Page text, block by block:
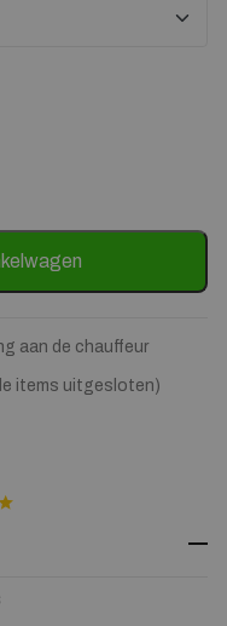
aantal
aan de chauffeur
items uitgesloten)